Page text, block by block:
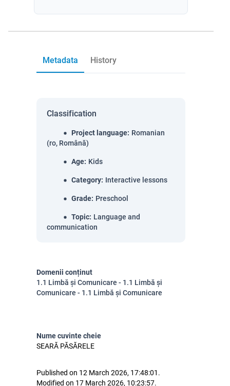
Metadata History
Classification
Project language: Romanian
(ro, Română)
Age: Kids
Category: Interactive lessons
Grade: Preschool
Topic: Language and
communication
Domenii conținut
1.1 Limbă și Comunicare - 1.1 Limbă și
Comunicare - 1.1 Limbă și Comunicare
Nume cuvinte cheie
SEARĂ PĂSĂRELE
Published on 12 March 2026, 17:48:01.
Modified on 17 March 2026, 10:23:57.